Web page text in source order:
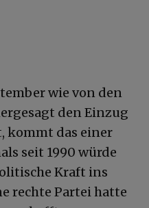
wie von den
den Einzug
kommt das einer
seit 1990 würde
Kraft ins
rechte Partei hatte